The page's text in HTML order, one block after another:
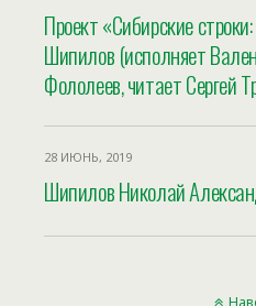
Проект «Сибирские
Шипилов (исполняет
Фололеев, читает Сергей
28 ИЮНЬ, 2019
Шипилов Николай